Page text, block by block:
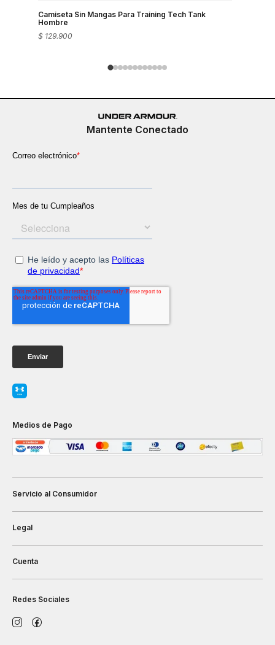
Camiseta Sin Mangas Para Training Tech Tank
Hombre
$ 129.900
Mantente Conectado
Medios de Pago
Servicio al Consumidor
Legal
Cuenta
Redes Sociales